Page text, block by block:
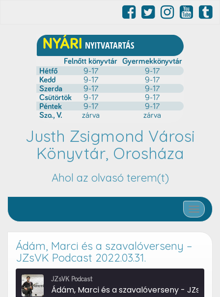
Justh Zsigmond Városi
Könyvtár, Orosháza
Ahol az olvasó terem(t)
Toggle
Ádám, Marci és a szavalóverseny –
JZsVK Podcast 2022.03.31.
JZsVK Podcast